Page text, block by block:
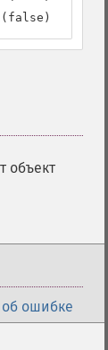
объект
ошибке